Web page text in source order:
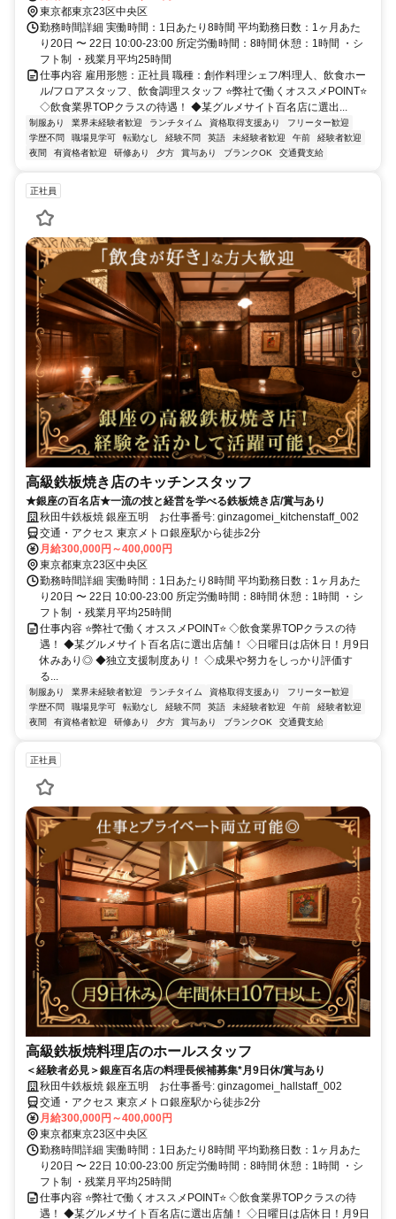
東京都東京23区中央区
勤務時間詳細 実働時間：1日あたり8時間 平均勤務日数：1ヶ月あた
り20日 〜 22日 10:00-23:00 所定労働時間：8時間 休憩：1時間 ・シ
フト制 ・残業月平均25時間
仕事内容 雇用形態：正社員 職種：創作料理シェフ/料理人、飲食ホー
ル/フロアスタッフ、飲食調理スタッフ ⭐弊社で働くオススメPOINT⭐
◇飲食業界TOPクラスの待遇！ ◆某グルメサイト百名店に選出...
制服あり 業界未経験者歓迎 ランチタイム 資格取得支援あり
フリーター歓迎
学歴不問
職場見学可 転勤なし 経験不問 英語 未経験者歓迎 午前
経験者歓迎
夜間
有資格者歓迎 研修あり 夕方 賞与あり ブランクOK 交通費支給
正社員
高級鉄板焼き店のキッチンスタッフ
★銀座の百名店★一流の技と経営を学べる鉄板焼き店/賞与あり
秋田牛鉄板焼 銀座五明 お仕事番号: ginzagomei_kitchenstaff_002
交通・アクセス 東京メトロ銀座駅から徒歩2分
月給300,000円～400,000円
東京都東京23区中央区
勤務時間詳細 実働時間：1日あたり8時間 平均勤務日数：1ヶ月あた
り20日 〜 22日 10:00-23:00 所定労働時間：8時間 休憩：1時間 ・シ
フト制 ・残業月平均25時間
仕事内容 ⭐弊社で働くオススメPOINT⭐ ◇飲食業界TOPクラスの待
遇！ ◆某グルメサイト百名店に選出店舗！ ◇日曜日は店休日！月9日
休みあり◎ ◆独立支援制度あり！ ◇成果や努力をしっかり評価す
る...
制服あり 業界未経験者歓迎 ランチタイム 資格取得支援あり
フリーター歓迎
学歴不問
職場見学可 転勤なし 経験不問 英語 未経験者歓迎 午前
経験者歓迎
夜間
有資格者歓迎 研修あり 夕方 賞与あり ブランクOK 交通費支給
正社員
高級鉄板焼料理店のホールスタッフ
＜経験者必見＞銀座百名店の料理長候補募集*月9日休/賞与あり
秋田牛鉄板焼 銀座五明 お仕事番号: ginzagomei_hallstaff_002
交通・アクセス 東京メトロ銀座駅から徒歩2分
月給300,000円～400,000円
東京都東京23区中央区
勤務時間詳細 実働時間：1日あたり8時間 平均勤務日数：1ヶ月あた
り20日 〜 22日 10:00-23:00 所定労働時間：8時間 休憩：1時間 ・シ
フト制 ・残業月平均25時間
仕事内容 ⭐弊社で働くオススメPOINT⭐ ◇飲食業界TOPクラスの待
遇！ ◆某グルメサイト百名店に選出店舗！ ◇日曜日は店休日！月9日